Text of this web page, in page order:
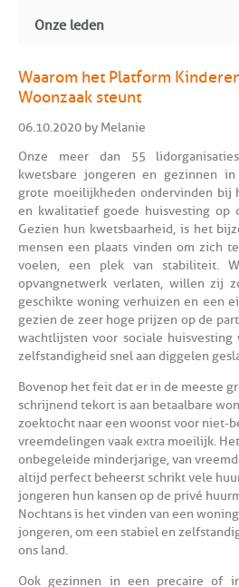
Onze leden
Waarom het Platform
Woonzaak steunt
06.10.2020 by Melanie
Onze meer dan 55
kwetsbare jongeren en gezinnen
grote moeilijkheden ondervinden bij
en kwalitatief goede huisvesting op
Gezien hun kwetsbaarheid, is het
mensen een plaats vinden om zich
voelen, een plek van stabiliteit.
opvangnetwerk verlaten, willen zij
geschikte woning verhuizen en een
gezien de zeer hoge prijzen op de
wachtlijsten voor sociale huisvesting
zelfstandigheid snel aan diggelen
Bovenop het feit dat er in de meeste
schrijnend tekort is aan betaalbare
zoektocht naar een woonst voor niet-
vreemdelingen vaak extra moeilijk.
onbegeleide minderjarige, van
altijd perfect beheerst schrikt vele
jongeren hun kansen op de privé
Nochtans is het vinden van een
jongeren, om een stabiel en
ons land.
Ook gezinnen in een precaire of